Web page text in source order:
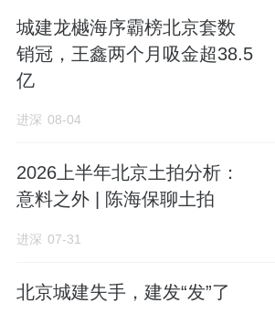
城建龙樾海序霸榜北京套数
销冠，王鑫两个月吸金超38.5
亿
进深 08-04
2026上半年北京土拍分析：
意料之外 | 陈海保聊土拍
进深 07-31
北京城建失手，建发“发”了